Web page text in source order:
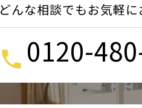
どんな相談でもお気軽
0120-